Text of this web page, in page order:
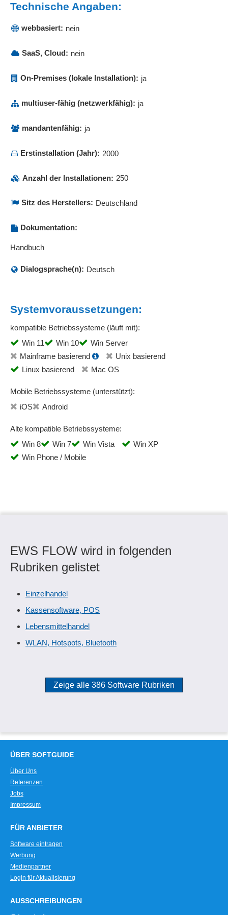
Technische Angaben:
webbasiert: nein
SaaS, Cloud: nein
On-Premises (lokale Installation): ja
multiuser-fähig (netzwerkfähig): ja
mandantenfähig: ja
Erstinstallation (Jahr): 2000
Anzahl der Installationen: 250
Sitz des Herstellers: Deutschland
Dokumentation:
Handbuch
Dialogsprache(n): Deutsch
Systemvoraussetzungen:
kompatible Betriebssysteme (läuft mit):
Win 11
Win 10
Win Server
Mainframe basierend
Unix basierend
Linux basierend
Mac OS
Mobile Betriebssysteme (unterstützt):
iOS
Android
Alte kompatible Betriebssysteme:
Win 8
Win 7 Win Vista
Win XP
Win Phone / Mobile
EWS FLOW wird in folgenden
Rubriken gelistet
Einzelhandel
Kassensoftware, POS
Lebensmittelhandel
WLAN, Hotspots, Bluetooth
Zeige alle 386 Software Rubriken
ÜBER SOFTGUIDE
Über Uns
Referenzen
Jobs
Impressum
FÜR ANBIETER
Software eintragen
Werbung
Medienpartner
Login für Aktualisierung
AUSSCHREIBUNGEN